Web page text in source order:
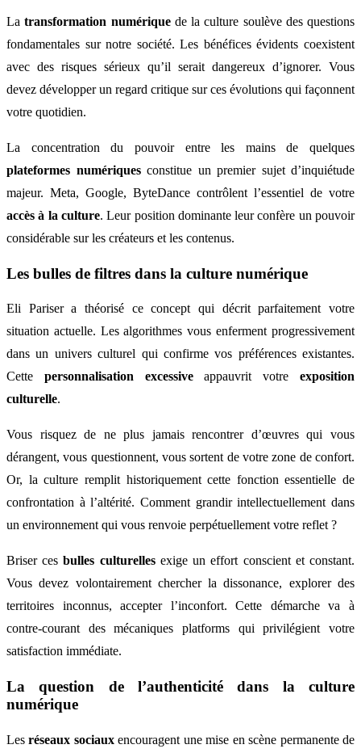
Latransformation numériquede la culture soulève des questions
fondamentales sur notre société. Les bénéfices évidents coexistent
avec des risques sérieux qu’il serait dangereux d’ignorer. Vous
devez développer un regard critique sur ces évolutions qui façonnent
votre quotidien.
La concentration du pouvoir entre les mains de quelques
plateformes numériquesconstitue un premier sujet d’inquiétude
majeur. Meta, Google, ByteDance contrôlent l’essentiel de votre
accès à la culture. Leur position dominante leur confère un pouvoir
considérable sur les créateurs et les contenus.
Les bulles de filtres dans la culture numérique
Eli Pariser a théorisé ce concept qui décrit parfaitement votre
situation actuelle. Les algorithmes vous enferment progressivement
dans un univers culturel qui confirme vos préférences existantes.
Cette personnalisation excessiveappauvrit votreexposition
culturelle.
Vous risquez de ne plus jamais rencontrer d’œuvres qui vous
dérangent, vous questionnent, vous sortent de votre zone de confort.
Or, la culture remplit historiquement cette fonction essentielle de
confrontation à l’altérité. Comment grandir intellectuellement dans
un environnement qui vous renvoie perpétuellement votre reflet ?
Briser cesbulles culturellesexige un effort conscient et constant.
Vous devez volontairement chercher la dissonance, explorer des
territoires inconnus, accepter l’inconfort. Cette démarche va à
contre-courant des mécaniques platforms qui privilégient votre
satisfaction immédiate.
La question de l’authenticité dans la culture
numérique
Lesréseaux sociauxencouragent une mise en scène permanente de